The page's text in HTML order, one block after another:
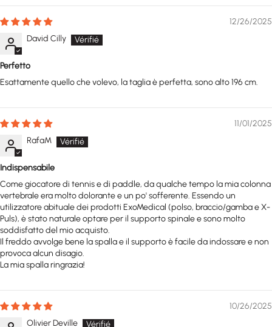
12/26/2025
David Cilly
Perfetto
Esattamente quello che volevo, la taglia è perfetta, sono alto 196 cm.
11/01/2025
RafaM
Indispensabile
Come giocatore di tennis e di paddle, da qualche tempo la mia colonna
vertebrale era molto dolorante e un po' sofferente. Essendo un
utilizzatore abituale dei prodotti ExoMedical (polso, braccio/gamba e X-
Puls), è stato naturale optare per il supporto spinale e sono molto
soddisfatto del mio acquisto.
Il freddo avvolge bene la spalla e il supporto è facile da indossare e non
provoca alcun disagio.
La mia spalla ringrazia!
10/26/2025
Olivier Deville